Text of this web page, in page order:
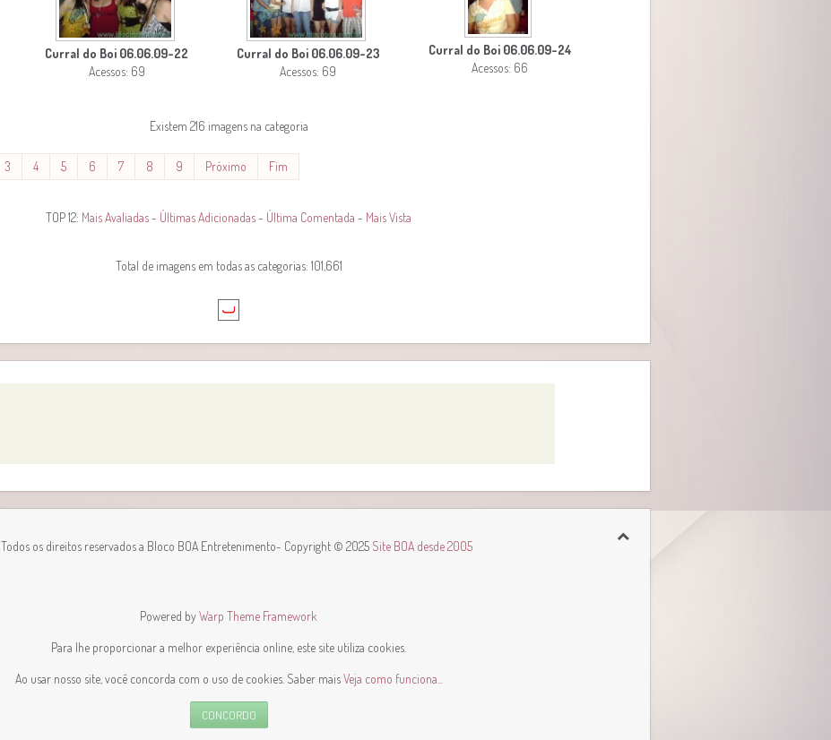
Curral do Boi 06.06.09-22
Acessos: 69
Curral do Boi 06.06.09-23
Acessos: 69
Curral do Boi 06.06.09-24
Acessos: 66
Existem 216 imagens na categoria
3 4 5 6 7 8 9 Próximo Fim
TOP 12: Mais Avaliadas- Últimas Adicionadas- Última Comentada - Mais Vista
Total de imagens em todas as categorias: 101,661
Todos os direitos reservados a Bloco BOA Entretenimento- Copyright © 2025 Site BOA desde 2005
Powered byWarp Theme Framework
Para lhe proporcionar a melhor experiência online, este site utiliza cookies.
Ao usar nosso site, você concorda com o uso de cookies. Saber maisVeja como funciona...
CONCORDO